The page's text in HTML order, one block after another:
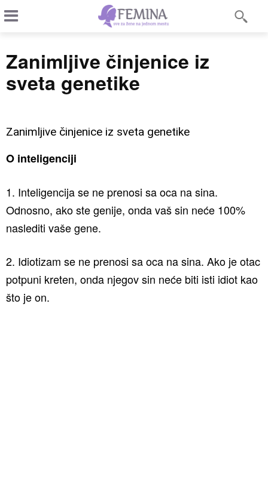
Zanimljive činjenice iz
sveta genetike
Zanimljive činjenice iz sveta genetike
O inteligenciji
1. Inteligencija se ne prenosi sa oca na sina.
Odnosno, ako ste genije, onda vaš sin neće 100%
naslediti vaše gene.
2. Idiotizam se ne prenosi sa oca na sina. Ako je otac
potpuni kreten, onda njegov sin neće biti isti idiot kao
što je on.